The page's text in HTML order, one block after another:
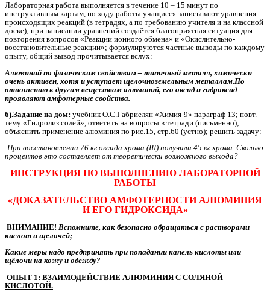
Лабораторная работа выполняется в течение 10 – 15 минут по
инструктивным картам, по ходу работы учащиеся записывают уравнения
происходящих реакций (в тетрадях, а по требованию учителя и на классной
доске); при написании уравнений создаётся благоприятная ситуация для
повторения вопросов «Реакции ионного обмена» и «Окислительно-
восстановительные реакции»; формулируются частные выводы по каждому
опыту, общий вывод прочитывается вслух:
Алюминий по физическим свойствам – типичный металл, химически
очень активен, хотя и уступает щелочноземельным металлам.По
отношению к другим веществам алюминий, его оксид и гидроксид
проявляют амфотерные свойства.
6).Задание на дом: учебник О.С.Габриелян «Химия-9» параграф 13; повт.
тему «Гидролиз солей», ответить на вопросы в тетради (письменно);
объяснить применение алюминия по рис.15, стр.60 (устно); решить задачу:
-При восстановлении 76 кг оксида хрома (III) получили 45 кг хрома. Сколько
процентов это составляет от теоретически возможного выхода?
ИНСТРУКЦИЯ ПО ВЫПОЛНЕНИЮ ЛАБОРАТОРНОЙ
РАБОТЫ
«ДОКАЗАТЕЛЬСТВО АМФОТЕРНОСТИ АЛЮМИНИЯ
И ЕГО ГИДРОКСИДА»
ВНИМАНИЕ! Вспомните, как безопасно обращаться с растворами
кислот и щелочей;
Какие меры надо предпринять при попадании капель кислоты или
щёлочи на кожу и одежду?
ОПЫТ 1: ВЗАИМОДЕЙСТВИЕ АЛЮМИНИЯ С СОЛЯНОЙ
КИСЛОТОЙ.